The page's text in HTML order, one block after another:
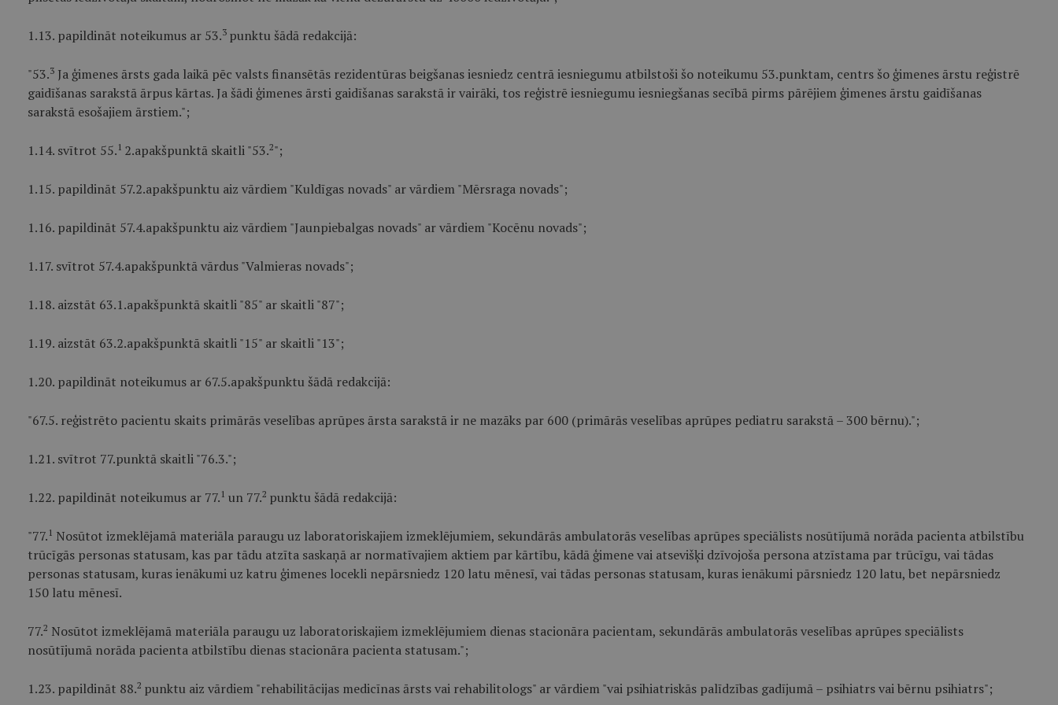
1.13. papildināt noteikumus ar 53.3 punktu šādā redakcijā:
"53.3 Ja ģimenes ārsts gada laikā pēc valsts finansētās rezidentūras beigšanas iesniedz centrā iesniegumu atbilstoši šo noteikumu 53.punktam, centrs šo ģimenes ārstu reģistrē
gaidīšanas sarakstā ārpus kārtas. Ja šādi ģimenes ārsti gaidīšanas sarakstā ir vairāki, tos reģistrē iesniegumu iesniegšanas secībā pirms pārējiem ģimenes ārstu gaidīšanas
sarakstā esošajiem ārstiem.";
1.14. svītrot 55. 1 2.apakšpunktā skaitli "53.2";
1.15. papildināt 57.2.apakšpunktu aiz vārdiem "Kuldīgas novads" ar vārdiem "Mērsraga novads";
1.16. papildināt 57.4.apakšpunktu aiz vārdiem "Jaunpiebalgas novads" ar vārdiem "Kocēnu novads";
1.17. svītrot 57.4.apakšpunktā vārdus "Valmieras novads";
1.18. aizstāt 63.1.apakšpunktā skaitli "85" ar skaitli "87";
1.19. aizstāt 63.2.apakšpunktā skaitli "15" ar skaitli "13";
1.20. papildināt noteikumus ar 67.5.apakšpunktu šādā redakcijā:
"67.5. reģistrēto pacientu skaits primārās veselības aprūpes ārsta sarakstā ir ne mazāks par 600 (primārās veselības aprūpes pediatru sarakstā – 300 bērnu).";
1.21. svītrot 77.punktā skaitli "76.3.";
1.22. papildināt noteikumus ar 77. 1 un 77.2 punktu šādā redakcijā:
"77. 1 Nosūtot izmeklējamā materiāla paraugu uz laboratoriskajiem izmeklējumiem, sekundārās ambulatorās veselības aprūpes speciālists nosūtījumā norāda pacienta atbilstību
trūcīgās personas statusam, kas par tādu atzīta saskaņā ar normatīvajiem aktiem par kārtību, kādā ģimene vai atsevišķi dzīvojoša persona atzīstama par trūcīgu, vai tādas
personas statusam, kuras ienākumi uz katru ģimenes locekli nepārsniedz 120 latu mēnesī, vai tādas personas statusam, kuras ienākumi pārsniedz 120 latu, bet nepārsniedz
150 latu mēnesī.
77.2 Nosūtot izmeklējamā materiāla paraugu uz laboratoriskajiem izmeklējumiem dienas stacionāra pacientam, sekundārās ambulatorās veselības aprūpes speciālists
nosūtījumā norāda pacienta atbilstību dienas stacionāra pacienta statusam.";
1.23. papildināt 88.2 punktu aiz vārdiem "rehabilitācijas medicīnas ārsts vai rehabilitologs" ar vārdiem "vai psihiatriskās palīdzības gadījumā – psihiatrs vai bērnu psihiatrs";